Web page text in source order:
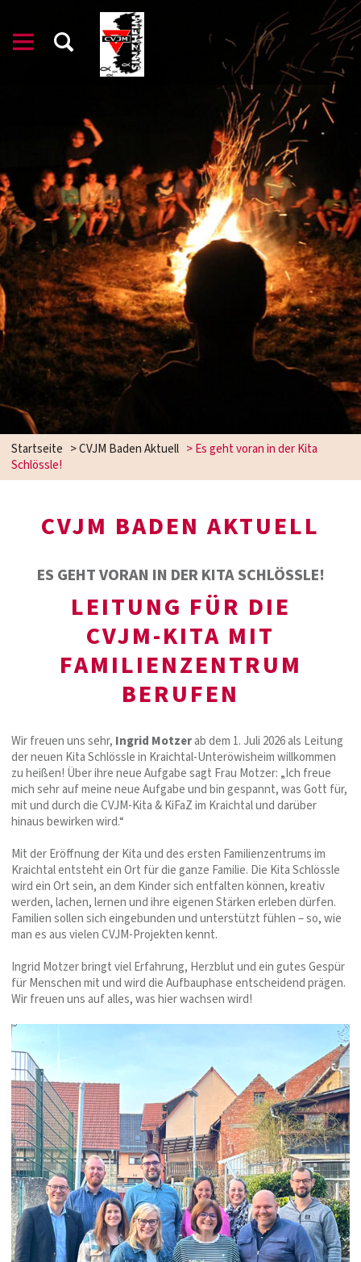
Startseite >CVJM Baden Aktuell >Es geht voran in der Kita
Schlössle!
CVJM BADEN AKTUELL
ES GEHT VORAN IN DER KITA SCHLÖSSLE!
LEITUNG FÜR DIE
CVJM‑KITA MIT
FAMILIENZENTRUM
BERUFEN
Wir freuen uns sehr, Ingrid Motzerab dem 1. Juli 2026 als Leitung
der neuen Kita Schlössle in Kraichtal-Unteröwisheim willkommen
zu heißen! Über ihre neue Aufgabe sagt Frau Motzer: „Ich freue
mich sehr auf meine neue Aufgabe und bin gespannt, was Gott für,
mit und durch die CVJM-Kita & KiFaZ im Kraichtal und darüber
hinaus bewirken wird.“
Mit der Eröffnung der Kita und des ersten Familienzentrums im
Kraichtal entsteht ein Ort für die ganze Familie. Die Kita Schlössle
wird ein Ort sein, an dem Kinder sich entfalten können, kreativ
werden, lachen, lernen und ihre eigenen Stärken erleben dürfen.
Familien sollen sich eingebunden und unterstützt fühlen – so, wie
man es aus vielen CVJM-Projekten kennt.
Ingrid Motzer bringt viel Erfahrung, Herzblut und ein gutes Gespür
für Menschen mit und wird die Aufbauphase entscheidend prägen.
Wir freuen uns auf alles, was hier wachsen wird!